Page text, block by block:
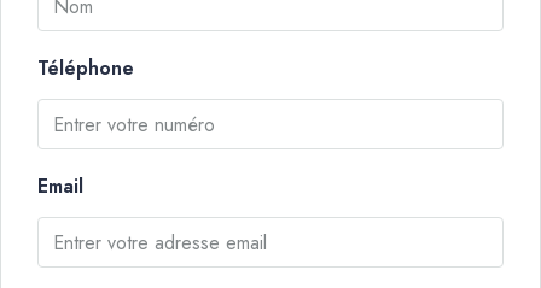
Téléphone
Email